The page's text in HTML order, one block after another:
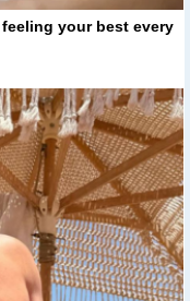
your best every